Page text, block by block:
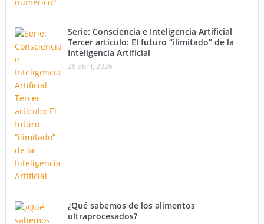
Serie: Consciencia e Inteligencia Artificial
Tercer artículo: El futuro “ilimitado” de la
Inteligencia Artificial
28 abril, 2026
¿Qué sabemos de los alimentos
ultraprocesados?